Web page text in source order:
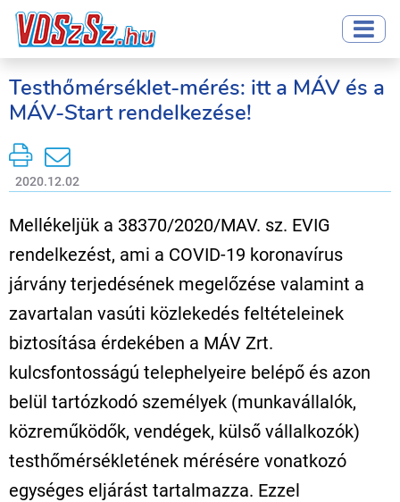
Testhőmérséklet-mérés: itt a MÁV és a
MÁV-Start rendelkezése!
2020.12.02
Mellékeljük a 38370/2020/MAV. sz. EVIG
rendelkezést, ami a COVID-19 koronavírus
járvány terjedésének megelőzése valamint a
zavartalan vasúti közlekedés feltételeinek
biztosítása érdekében a MÁV Zrt.
kulcsfontosságú telephelyeire belépő és azon
belül tartózkodó személyek (munkavállalók,
közreműködők, vendégek, külső vállalkozók)
testhőmérsékletének mérésére vonatkozó
egységes eljárást tartalmazza. Ezzel